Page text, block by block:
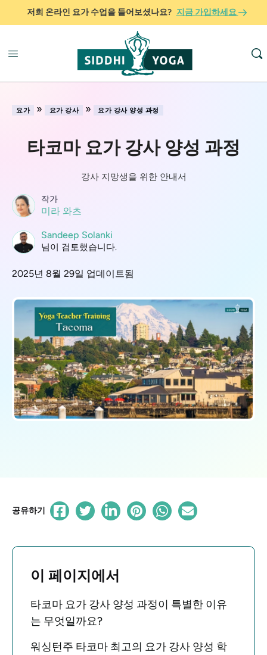
저희 온라인 요가 수업을 들어보셨나요? 지금 가입하세요
요가 » 요가 강사 » 요가 강사 양성 과정
타코마 요가 강사 양성 과정
강사 지망생을 위한 안내서
작가
미라 와츠
Sandeep Solanki
님이 검토했습니다.
2025년 8월 29일 업데이트됨
공유하기
이 페이지에서
타코마 요가 강사 양성 과정이 특별한 이유
는 무엇일까요?
워싱턴주 타코마 최고의 요가 강사 양성 학